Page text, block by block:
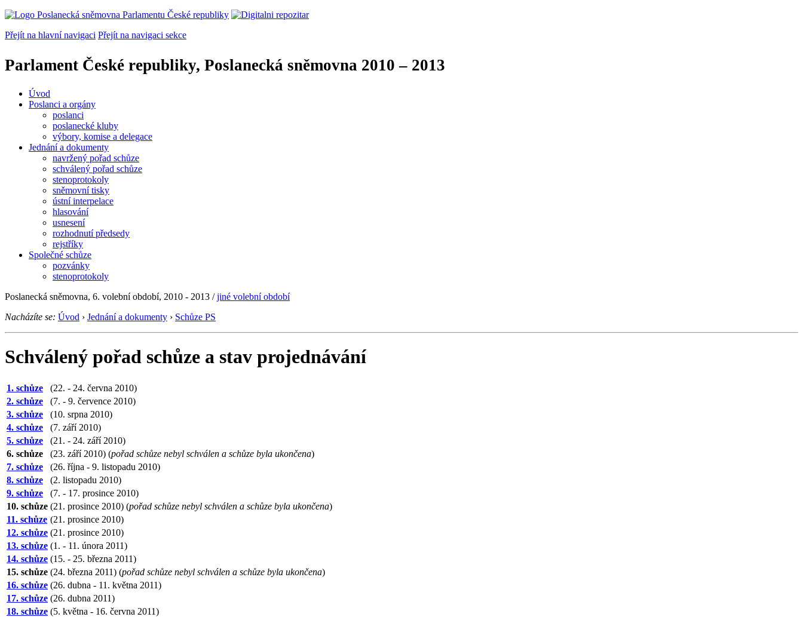
Přejít na hlavní navigaci Přejít na navigaci sekce
Parlament České republiky, Poslanecká sněmovna 2010 – 2013
Úvod
Poslanci a orgány
poslanci
poslanecké kluby
výbory, komise a delegace
Jednání a dokumenty
navržený pořad schůze
schválený pořad schůze
stenoprotokoly
sněmovní tisky
ústní interpelace
hlasování
usnesení
rozhodnutí předsedy
rejstříky
Společné schůze
pozvánky
stenoprotokoly
Poslanecká sněmovna, 6. volební období, 2010 - 2013 /jiné volební období
Nacházíte se: Úvod › Jednání a dokumenty › Schůze PS
Schválený pořad schůze a stav projednávání
1. schůze
(22. - 24. června 2010)
2. schůze
(7. - 9. července 2010)
3. schůze
(10. srpna 2010)
4. schůze
(7. září 2010)
5. schůze
(21. - 24. září 2010)
6. schůze
(23. září 2010) (pořad schůze nebyl schválen a schůze byla ukončena)
7. schůze
(26. října - 9. listopadu 2010)
8. schůze
(2. listopadu 2010)
9. schůze
(7. - 17. prosince 2010)
10. schůze (21. prosince 2010) (pořad schůze nebyl schválen a schůze byla ukončena)
11. schůze (21. prosince 2010)
12. schůze (21. prosince 2010)
13. schůze (1. - 11. února 2011)
14. schůze (15. - 25. března 2011)
15. schůze (24. března 2011) (pořad schůze nebyl schválen a schůze byla ukončena)
16. schůze (26. dubna - 11. května 2011)
17. schůze (26. dubna 2011)
18. schůze (5. května - 16. června 2011)